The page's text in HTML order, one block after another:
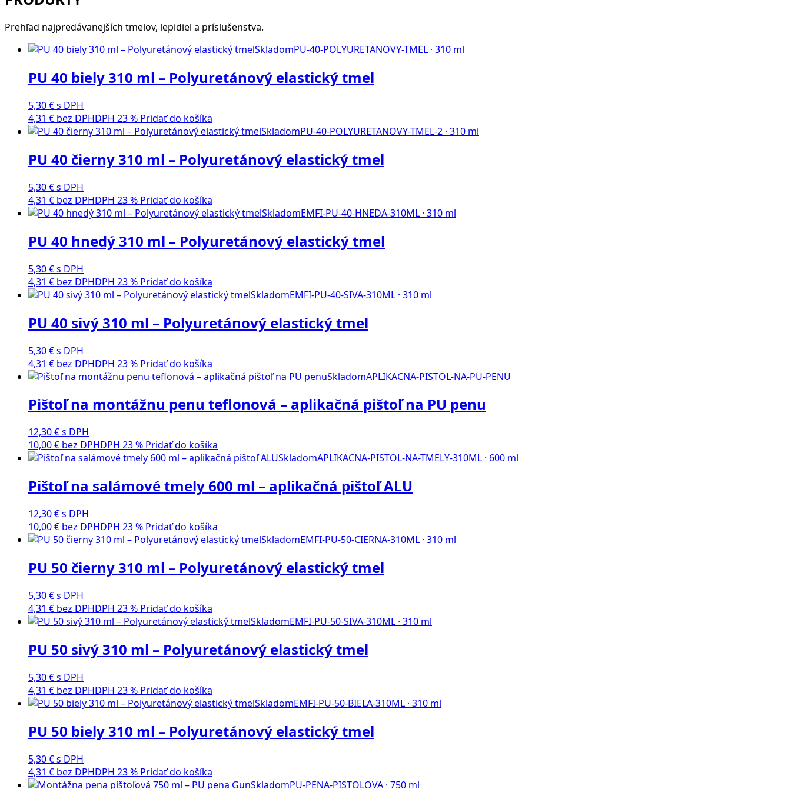
Prehľad najpredávanejších tmelov, lepidiel a príslušenstva.
SkladomPU-40-POLYURETANOVY-TMEL · 310 ml
PU 40 biely 310 ml – Polyuretánový elastický tmel
5,30€s DPH
4,31 € bez DPHDPH 23 % Pridať do košíka
SkladomPU-40-POLYURETANOVY-TMEL-2 · 310 ml
PU 40 čierny 310 ml – Polyuretánový elastický tmel
5,30€s DPH
4,31 € bez DPHDPH 23 % Pridať do košíka
SkladomEMFI-PU-40-HNEDA-310ML · 310 ml
PU 40 hnedý 310 ml – Polyuretánový elastický tmel
5,30€s DPH
4,31 € bez DPHDPH 23 % Pridať do košíka
SkladomEMFI-PU-40-SIVA-310ML · 310 ml
PU 40 sivý 310 ml – Polyuretánový elastický tmel
5,30€s DPH
4,31 € bez DPHDPH 23 % Pridať do košíka
SkladomAPLIKACNA-PISTOL-NA-PU-PENU
Pištoľ na montážnu penu teflonová – aplikačná pištoľ na PU penu
12,30€s DPH
10,00€ bez DPHDPH 23 % Pridať do košíka
SkladomAPLIKACNA-PISTOL-NA-TMELY-310ML · 600 ml
Pištoľ na salámové tmely 600 ml – aplikačná pištoľ ALU
12,30€s DPH
10,00€ bez DPHDPH 23 % Pridať do košíka
SkladomEMFI-PU-50-CIERNA-310ML · 310 ml
PU 50 čierny 310 ml – Polyuretánový elastický tmel
5,30€s DPH
4,31 € bez DPHDPH 23 % Pridať do košíka
SkladomEMFI-PU-50-SIVA-310ML · 310 ml
PU 50 sivý 310 ml – Polyuretánový elastický tmel
5,30€s DPH
4,31 € bez DPHDPH 23 % Pridať do košíka
SkladomEMFI-PU-50-BIELA-310ML · 310 ml
PU 50 biely 310 ml – Polyuretánový elastický tmel
5,30€s DPH
4,31 € bez DPHDPH 23 % Pridať do košíka
SkladomPU-PENA-PISTOLOVA · 750 ml